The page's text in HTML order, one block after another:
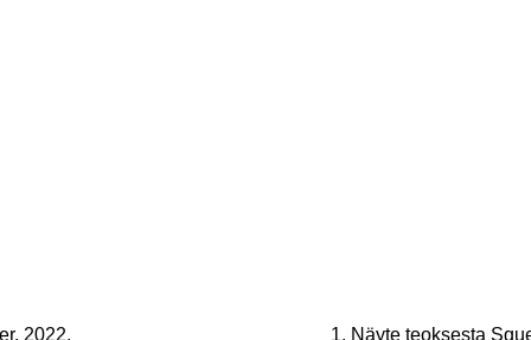
2022.
1. Näyte teoksesta